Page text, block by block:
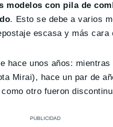
modelos con pila de
. Esto se debe a varios
escasa y más cara
hace unos años:
Mirai), hace un par de
otro fueron